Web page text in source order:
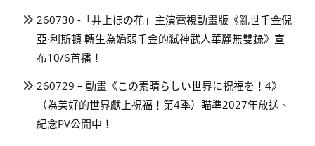
260730 -「井上ほの花」主演電視動畫版《亂世千金倪
亞·利斯頓 轉生為嬌弱千金的弒神武人華麗無雙錄》宣
布10/6首播！
260729 – 動畫《この素晴らしい世界に祝福を！4》
（為美好的世界獻上祝福！第4季）瞄準2027年放送、
紀念PV公開中！